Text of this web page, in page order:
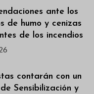
ante los
de humo y cenizas
de los incendios
contarán con un
Sensibilización y